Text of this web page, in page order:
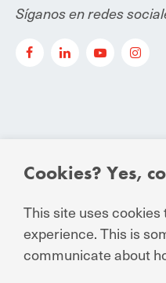
Síganos en redes
©
Condiciones
Declaración de
negocios y
Cookies? Yes,
This site uses
experience. This is
communicate about